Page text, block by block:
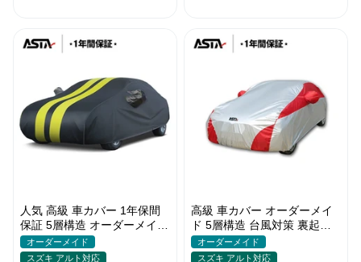
人気 高級 車カバー 1年保間
保証 5層構造 オーダーメイド
裏起毛 台風対策 防水 コーデ
ィング保護
オーダーメイド
スズキ アルト対応
高級 車カバー オーダーメイ
ド 5層構造 台風対策 裏起毛
車種専用 コーディング保護
日焼け防止
オーダーメイド
スズキ アルト対応